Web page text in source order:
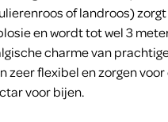
of landroos)
en wordt tot wel 3
charme van
zeer flexibel en zorgen voor
voor bijen.